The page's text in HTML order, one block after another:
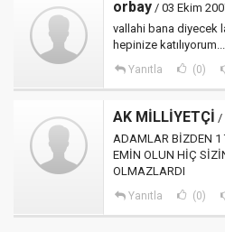
orbay / 03 Ekim
vallahi bana diyecek
hepinize
Yanıtla (0)
AK MİLLİYETÇİ /
ADAMLAR BİZDEN 1
EMİN OLUN HİÇ
OLMAZLARDI
Yanıtla (0)